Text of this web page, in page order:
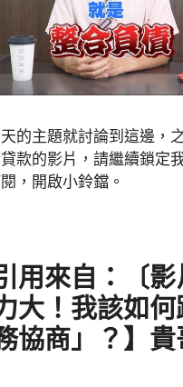
的主題就討論到這邊，
款的影片，請繼續鎖定
，開啟小鈴鐺。
用來自：
〔
大！我該如
協商」？】